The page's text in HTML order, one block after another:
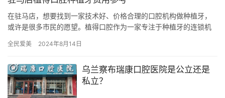
在驻马店，想要找到一家技术好、价格合理的口腔机构做种植牙，
或许是很多市民的愿望。植得口腔作为一家专注于种植牙的连锁机
驻马店…
全民爱美 2024年8月14日
乌兰察布瑞康口腔医院是公立还是
私立？